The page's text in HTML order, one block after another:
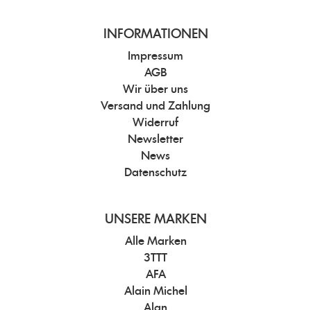
INFORMATIONEN
Impressum
AGB
Wir über uns
Versand und Zahlung
Widerruf
Newsletter
News
Datenschutz
UNSERE MARKEN
Alle Marken
3TTT
AFA
Alain Michel